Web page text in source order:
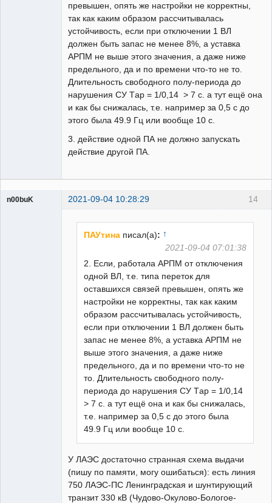
превышен, опять же настройки не корректны,
так как каким образом рассчитывалась
устойчивость, если при отключении 1 ВЛ
должен быть запас не менее 8%, а уставка
АРПМ не выше этого значения, а даже ниже
предельного, да и по времени что-то не то.
Длительность свободного полу-периода до
нарушения СУ Tар = 1/0,14 > 7 с. а тут ещё она
и как бы снижалась, т.е. например за 0,5 с до
этого была 49.9 Гц или вообще 10 с.
3. действие одной ПА не должно запускать
действие другой ПА.
14
n00buK 2021-09-04 10:28:29
ПАУтина писал(а): ↑
2021-09-04 07:01:38
2. Если, работала АРПМ от отключения
одной ВЛ, т.е. типа переток для
оставшихся связей превышен, опять же
настройки не корректны, так как каким
образом рассчитывалась устойчивость,
если при отключении 1 ВЛ должен быть
запас не менее 8%, а уставка АРПМ не
выше этого значения, а даже ниже
предельного, да и по времени что-то не
то. Длительность свободного полу-
периода до нарушения СУ Tар = 1/0,14
> 7 с. а тут ещё она и как бы снижалась,
т.е. например за 0,5 с до этого была
49.9 Гц или вообще 10 с.
У ЛАЭС достаточно странная схема выдачи
(пишу по памяти, могу ошибаться): есть линия
750 ЛАЭС-ПС Ленинградская и шунтирующий
транзит 330 кВ (Чудово-Окулово-Бологое-